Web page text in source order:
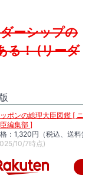
ーシップの
る！ (リーダ
ポンの総理大臣図鑑 [ ニッ
編集部 ]
：1,320円（税込、送料無
10/7時点)